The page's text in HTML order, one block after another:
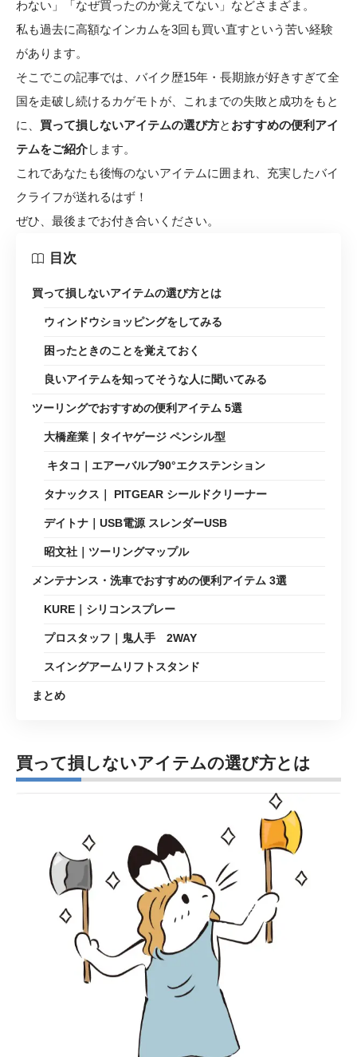
わない」「なぜ買ったのか覚えてない」などさまざま。
私も過去に高額なインカムを3回も買い直すという苦い経験
があります。
そこでこの記事では、バイク歴15年・長期旅が好きすぎて全
国を走破し続けるカゲモトが、これまでの失敗と成功をもと
に、 買って損しないアイテムの選び方と おすすめの便利アイ
テムをご紹介します。
これであなたも後悔のないアイテムに囲まれ、充実したバイ
クライフが送れるはず！
ぜひ、最後までお付き合いください。
目次
買って損しないアイテムの選び方とは
ウィンドウショッピングをしてみる
困ったときのことを覚えておく
良いアイテムを知ってそうな人に聞いてみる
ツーリングでおすすめの便利アイテム 5選
大橋産業｜タイヤゲージ ペンシル型
キタコ｜エアーバルブ90°エクステンション
タナックス｜ PITGEAR シールドクリーナー
デイトナ｜USB電源 スレンダーUSB
昭文社｜ツーリングマップル
メンテナンス・洗車でおすすめの便利アイテム 3選
KURE｜シリコンスプレー
プロスタッフ｜鬼人手 2WAY
スイングアームリフトスタンド
まとめ
買って損しないアイテムの選び方とは